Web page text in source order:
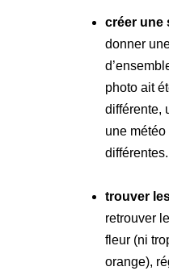
créer une
donner
photo ait
différente,
une
différentes.
trouver
retrouver
fleur (ni
orange),